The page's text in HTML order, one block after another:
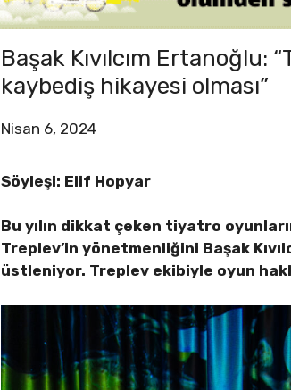
Başak Kıvılcım Ertanoğlu:
kaybediş hikayesi olması”
Nisan 6, 2024
Söyleşi: Elif Hopyar
Bu yılın dikkat çeken tiyatro
Treplev’in yönetmenliğini Başak
üstleniyor. Treplev ekibiyle oyun